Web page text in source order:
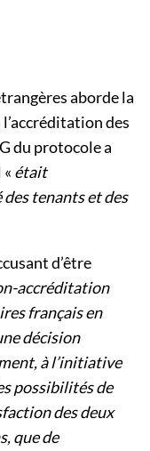
aborde la
des
du protocole a
était
tenants et des
d’être
accréditation
français en
décision
à l’initiative
possibilités de
des deux
que de